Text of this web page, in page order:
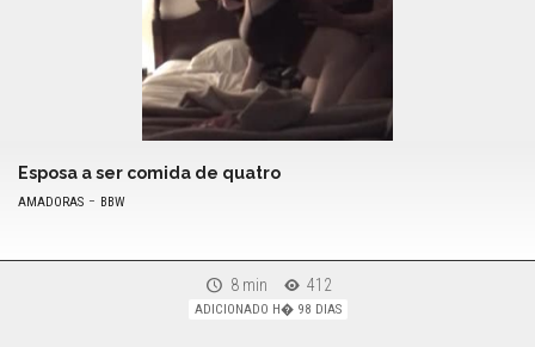
Esposa a ser comida de quatro
AMADORAS - BBW
8 min 412
ADICIONADO H� 98 DIAS